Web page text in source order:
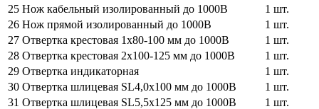
25 Нож кабельный изолированный до 1000В
1 шт.
26 Нож прямой изолированный до 1000В
1 шт.
27 Отвертка крестовая 1х80-100 мм до 1000В
1 шт.
28 Отвертка крестовая 2x100-125 мм до 1000В
1 шт.
29 Отвертка индикаторная
1 шт.
30 Отвертка шлицевая SL4,0х100 мм до 1000В
1 шт.
31 Отвертка шлицевая SL5,5х125 мм до 1000В
1 шт.